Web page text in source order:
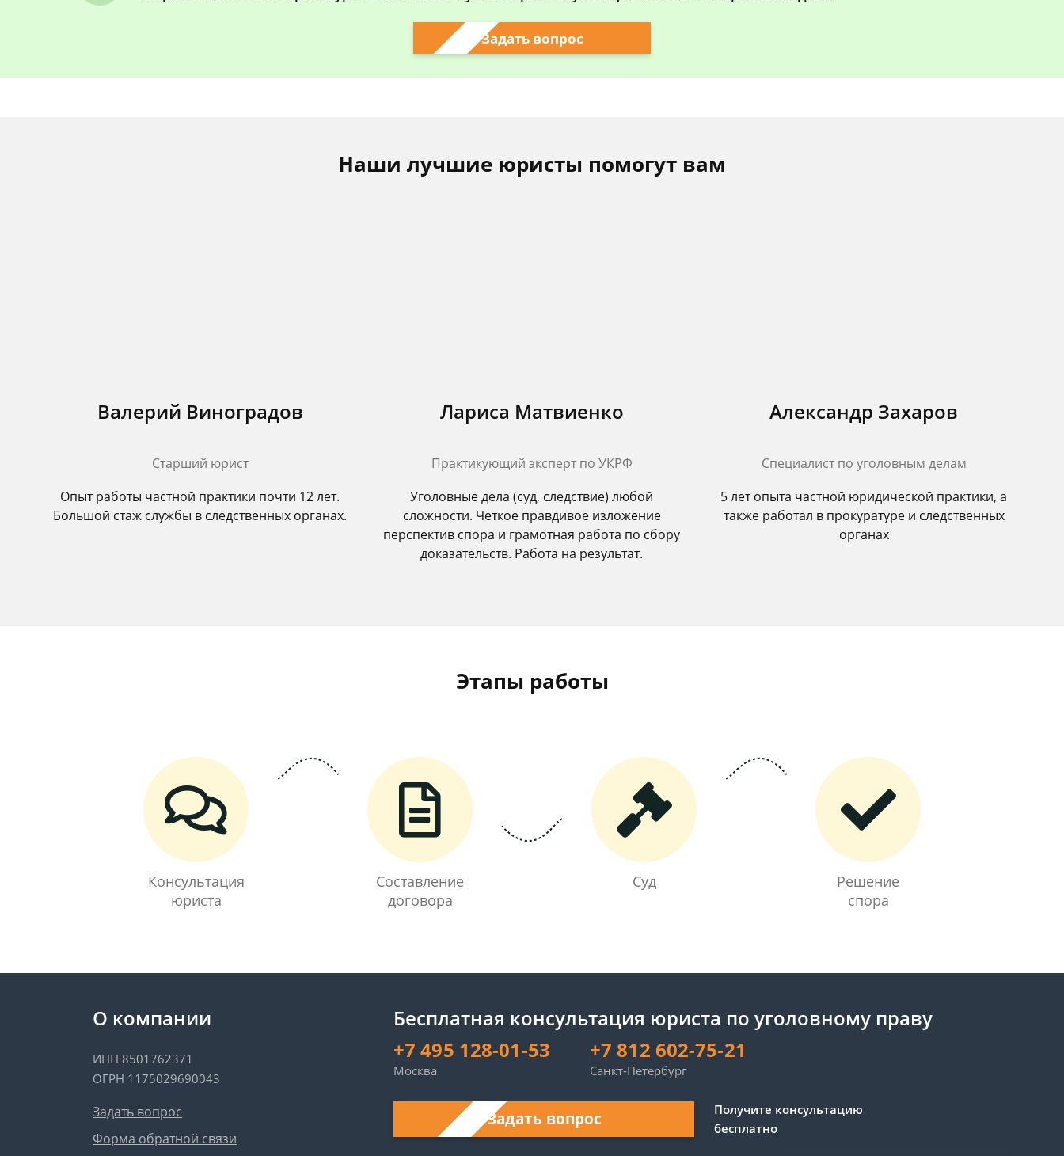
Задать вопрос
Наши лучшие юристы помогут вам
Валерий Виноградов
Старший юрист
Опыт работы частной практики почти 12 лет.
Большой стаж службы в следственных органах.
Лариса Матвиенко
Практикующий эксперт по УКРФ
Уголовные дела (суд, следствие) любой
сложности. Четкое правдивое изложение
перспектив спора и грамотная работа по сбору
доказательств. Работа на результат.
Александр Захаров
Специалист по уголовным делам
5 лет опыта частной юридической практики, а
также работал в прокуратуре и следственных
органах
Этапы работы
Консультация
юриста
Составление
договора
Суд
Решение
спора
О компании
ИНН 8501762371
ОГРН 1175029690043
Задать вопрос
Форма обратной связи
Бесплатная консультация юриста по уголовному праву
+7 495 128-01-53
Москва
+7 812 602-75-21
Санкт-Петербург
Задать вопрос
Получите консультацию
бесплатно